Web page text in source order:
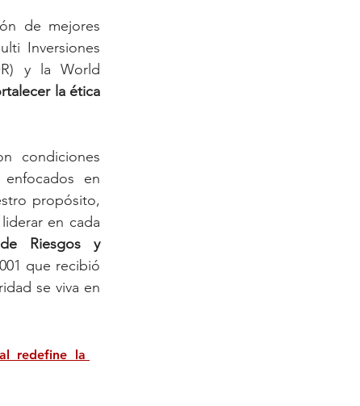
de mejores
Inversiones
y la World
la ética
condiciones
en
propósito,
en cada
Riesgos y
que recibió
se viva en
redefine la